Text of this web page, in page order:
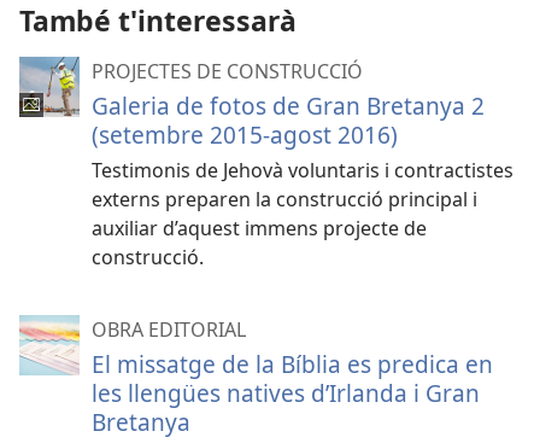
També t'interessarà
PROJECTES DE CONSTRUCCIÓ
Galeria de fotos de Gran Bretanya 2
(setembre 2015-agost 2016)
Testimonis de Jehovà voluntaris i contractistes
externs preparen la construcció principal i
auxiliar d’aquest immens projecte de
construcció.
OBRA EDITORIAL
El missatge de la Bíblia es predica en
les llengües natives d’Irlanda i Gran
Bretanya